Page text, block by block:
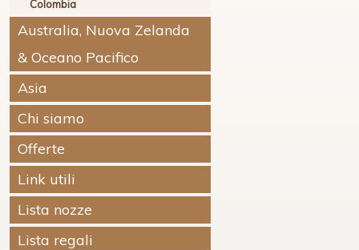
Colombia
Australia, Nuova Zelanda
& Oceano Pacifico
Asia
Chi siamo
Offerte
Link utili
Lista nozze
Lista regali